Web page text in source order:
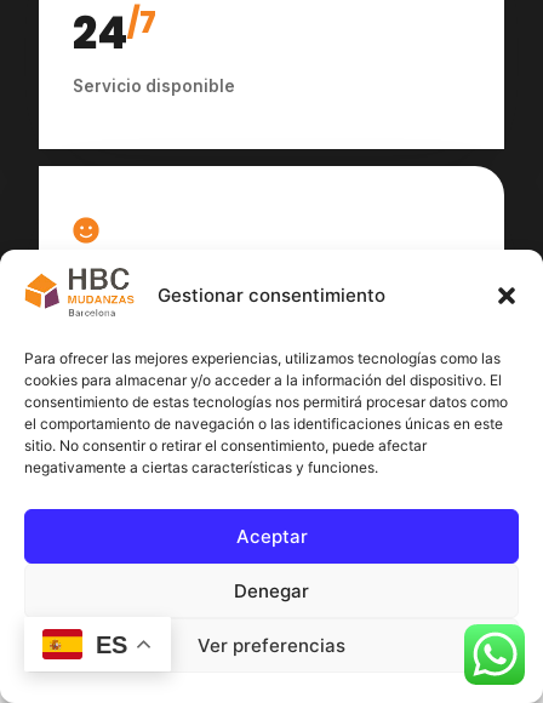
Gestionar consentimiento
Para ofrecer las mejores experiencias, utilizamos tecnologías como las
cookies para almacenar y/o acceder a la información del dispositivo. El
consentimiento de estas tecnologías nos permitirá procesar datos como
el comportamiento de navegación o las identificaciones únicas en este
sitio. No consentir o retirar el consentimiento, puede afectar
negativamente a ciertas características y funciones.
Aceptar
Denegar
Ver preferencias
24/7
Servicio disponible
100
ES